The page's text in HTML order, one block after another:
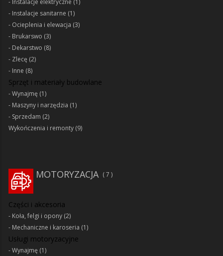
Instalacje sanitarne (1)
Ocieplenia i elewacja (3)
Brukarswo (3)
Dekarstwo (8)
Zlecę (2)
Inne (8)
Sprzęt i materiały budowlane
Wynajmę (1)
Maszyny i narzędzia (1)
Sprzedam (2)
Wykończenia i remonty (9)
MOTORYZACJA 7
Części i akcesoria
Koła, felgi i opony (2)
Mechaniczne i karoseria (1)
Usługi motoryzacyjne
Wynajmę (1)